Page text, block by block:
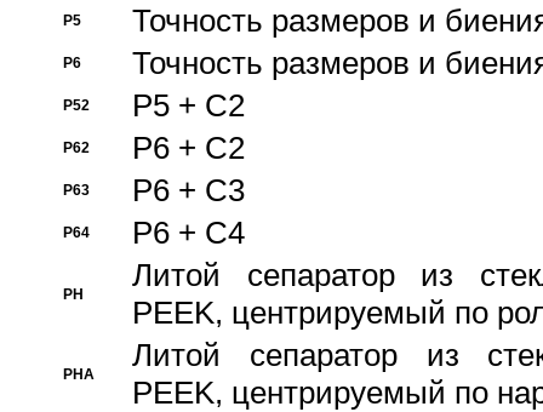
P5 Точность размеров и
P6 Точность размеров и
P52 P5 + C2
P62 P6 + C2
P63 P6 + C3
P64 P6 + C4
PH
Литой сепаратор из
PEEK, центрируемый по
PHA
Литой сепаратор из
PEEK, центрируемый по